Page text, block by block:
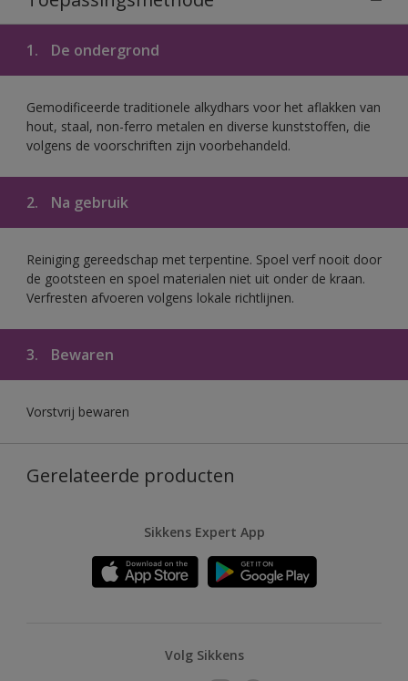
1. De ondergrond
Gemodificeerde traditionele alkydhars voor het aflakken van
hout, staal, non-ferro metalen en diverse kunststoffen, die
volgens de voorschriften zijn voorbehandeld.
2. Na gebruik
Reiniging gereedschap met terpentine. Spoel verf nooit door
de gootsteen en spoel materialen niet uit onder de kraan.
Verfresten afvoeren volgens lokale richtlijnen.
3. Bewaren
Vorstvrij bewaren
Gerelateerde producten
Sikkens Expert App
Volg Sikkens